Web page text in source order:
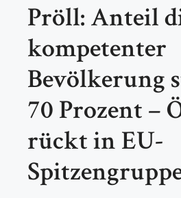
Pröll: Anteil
kompetenter
Bevölkerung
70 Prozent –
rückt in EU-